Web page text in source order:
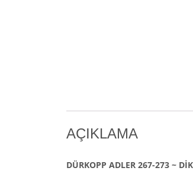
AÇIKLAMA
DÜRKOPP ADLER 267-273 ~